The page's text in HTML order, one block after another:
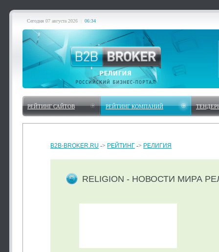
Сегодня 07 августа 2026 06:34
РЕЙТИНГ САЙТОВ РЕЙТИНГ КОМПАНИЙ
B2B-BROKER.RU -> РЕЙТИНГ -> РЕЛИГИЯ
RELIGION - НОВОСТИ МИРА